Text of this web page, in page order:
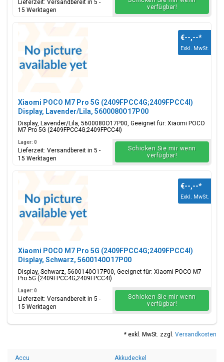
Lieferzeit: Versandbereit in 5 -
15 Werktagen
verfügbar!
Xiaomi POCO M7 Pro 5G (2409FPCC4G;2409FPCC4I)
Display, Lavender/Lila, 5600080O17P00
Display, Lavender/Lila, 5600080O17P00, Geeignet für: Xiaomi POCO
M7 Pro 5G (2409FPCC4G;2409FPCC4I)
€--,--*
Exkl. MwSt.
Lager: 0
Lieferzeit: Versandbereit in 5 -
15 Werktagen
Schicken Sie mir wenn
verfügbar!
Xiaomi POCO M7 Pro 5G (2409FPCC4G;2409FPCC4I)
Display, Schwarz, 5600140O17P00
Display, Schwarz, 5600140O17P00, Geeignet für: Xiaomi POCO M7
Pro 5G (2409FPCC4G;2409FPCC4I)
€--,--*
Exkl. MwSt.
Lager: 0
Lieferzeit: Versandbereit in 5 -
15 Werktagen
Schicken Sie mir wenn
verfügbar!
* exkl. MwSt. zzgl. Versandkosten
Accu
Akkudeckel